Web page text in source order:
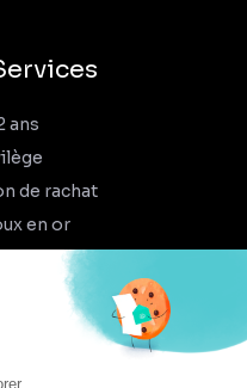
ans
de rachat
en or